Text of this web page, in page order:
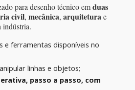
para desenho técnico emduas
civil, mecânica, arquiteturae
indústria.
e ferramentas disponíveis no
linhas e objetos;
passo a passo, com